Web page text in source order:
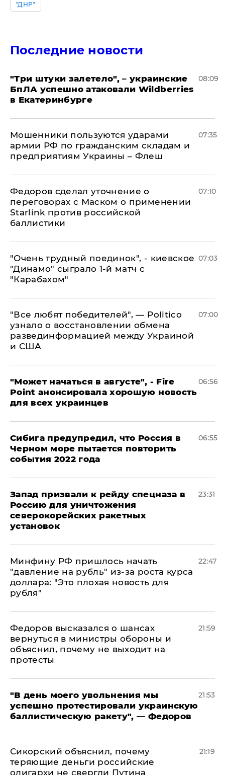
"ДНР"
Последние новости
"Три штуки залетело", – украинские
БпЛА успешно атаковали Wildberries
в Екатеринбурге
08:09
Мошенники пользуются ударами
армии РФ по гражданским складам и
предприятиям Украины – Флеш
07:35
Федоров сделал уточнение о
переговорах с Маском о применении
Starlink против российской
баллистики
07:10
"Очень трудный поединок", - киевское
"Динамо" сыграло 1-й матч с
"Карабахом"
07:03
​"Все любят победителей", — Politico
узнало о восстановлении обмена
развединформацией между Украиной
и США
07:00
"Может начаться в августе", - Fire
Point анонсировала хорошую новость
для всех украинцев
06:56
Сибига предупредил, что Россия в
Черном море пытается повторить
события 2022 года
06:55
Запад призвали к рейду спецназа в
Россию для уничтожения
северокорейских ракетных
установок
23:31
Минфину РФ пришлось начать
"давление на рубль" из-за роста курса
доллара: "Это плохая новость для
рубля"
22:47
Федоров высказался о шансах
вернуться в министры обороны и
объяснил, почему не выходит на
протесты
21:59
​"В день моего увольнения мы
успешно протестировали украинскую
баллистическую ракету", — Федоров
21:53
Сикорский объяснил, почему
теряющие деньги российские
олигархи не свергли Путина
21:19